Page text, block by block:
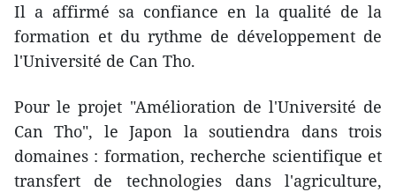
Il a affirmé sa confiance en la qualité de la
formation et du rythme de développement de
l'Université de Can Tho.
Pour le projet "Amélioration de l'Université de
Can Tho", le Japon la soutiendra dans trois
domaines : formation, recherche scientifique et
transfert de technologies dans l'agriculture,